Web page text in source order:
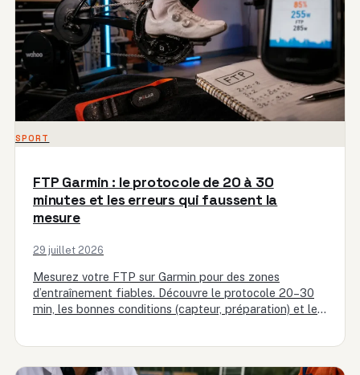
SPORT
FTP Garmin : le protocole de 20 à 30
minutes et les erreurs qui faussent la
mesure
29 juillet 2026
Mesurez votre FTP sur Garmin pour des zones
d’entraînement fiables. Découvre le protocole 20–30
min, les bonnes conditions (capteur, préparation) et les